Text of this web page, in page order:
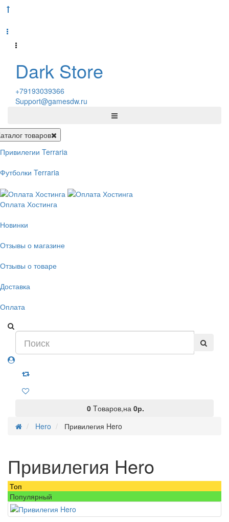
Dark Store
+79193039366
Support@gamesdw.ru
товаров
Привилегии Terraria
Футболки Terraria
Оплата Хостинга
Новинки
Отзывы о магазине
Отзывы о товаре
Доставка
Оплата
0 Tоваров,на 0р.
Hero
Привилегия Hero
Привилегия Hero
Топ
Популярный